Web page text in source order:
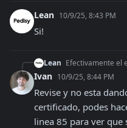
Lean 10/9/25, 8:43 PM
Si!
Lean Efectivamente el error viene del método
Ivan 10/9/25, 8:44 PM
Revise y no esta
certificado, podes
linea 85 para ver que